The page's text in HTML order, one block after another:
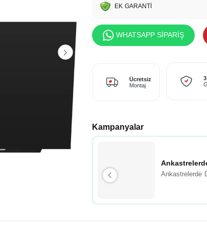
EK GARANTİ
WHATSAPP SİPARİŞ
Ücretsiz
Montaj
Kampanyalar
Ankastrelerde